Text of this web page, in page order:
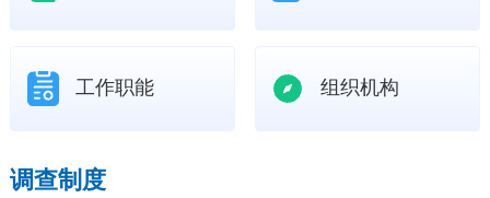
工作职能 组织机构
调查制度